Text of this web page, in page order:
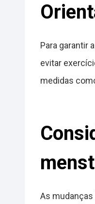
Para garantir
evitar
medidas
As